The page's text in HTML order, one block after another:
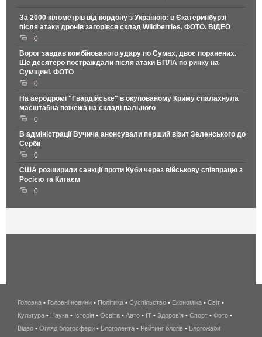
За 2000 кілометрів від кордону з Україною: в Єкатеринбурзі
після атаки дронів загорівся склад Wildberries. ФОТО. ВІДЕО
0
Ворог завдав комбінованого удару по Сумах, двоє поранених.
Ще десятеро постраждали після атаки БПЛА по ринку на
Сумщині. ФОТО
0
На аеродромі "Гвардійське" в окупованому Криму спалахнула
масштабна пожежа на складі пального
0
В адміністрації Вучича анонсували перший візит Зеленського до
Сербії
0
США розширили санкції проти Куби через військову співпрацю з
Росією та Китаєм
0
беспроводной
интернет
киев
Головна • Головні новини • Політика • Суспільство • Економіка • Світ •
Культура • Наука • Історія • Освіта • Авто • IT • Здоров'я • Спорт • Фото •
Відео • Огляд блогосфери • Блоголента • Рейтинг блогів • Блогожаби